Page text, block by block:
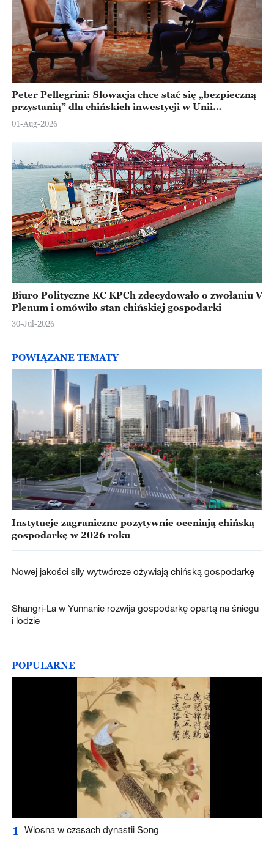
Peter Pellegrini: Słowacja chce stać się „bezpieczną
przystanią” dla chińskich inwestycji w Unii
Europejskiej
01-Aug-2026
Biuro Polityczne KC KPCh zdecydowało o zwołaniu V
Plenum i omówiło stan chińskiej gospodarki
30-Jul-2026
POWIĄZANE TEMATY
Instytucje zagraniczne pozytywnie oceniają chińską
gospodarkę w 2026 roku
Nowej jakości siły wytwórcze ożywiają chińską gospodarkę
Shangri-La w Yunnanie rozwija gospodarkę opartą na śniegu
i lodzie
POPULARNE
1 Wiosna w czasach dynastii Song